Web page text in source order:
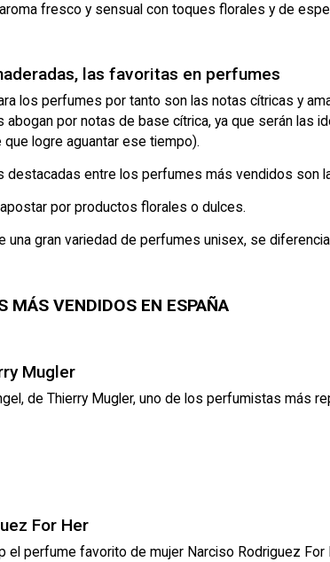
fresco y sensual con toques florales y de
las favoritas en perfumes
los perfumes por tanto son las notas cítricas y
por notas de base cítrica, ya que serán las
logre aguantar ese tiempo).
destacadas entre los perfumes más vendidos son
por productos florales o dulces.
una gran variedad de perfumes unisex, se
MÁS VENDIDOS EN ESPAÑA
Mugler
de Thierry Mugler, uno de los perfumistas más
For Her
el perfume favorito de mujer Narciso Rodriguez